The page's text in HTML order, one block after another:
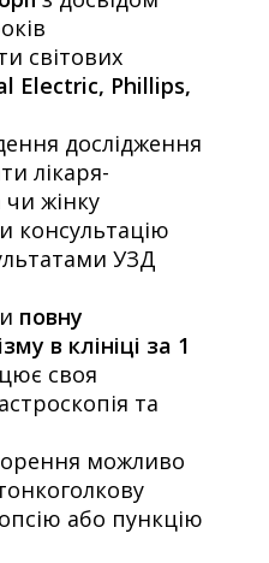
світових
Electric, Phillips,
дослідження
лікаря-
чи жінку
консультацію
УЗД
повну
в клініці за 1
своя
та
можливо
або пункцію